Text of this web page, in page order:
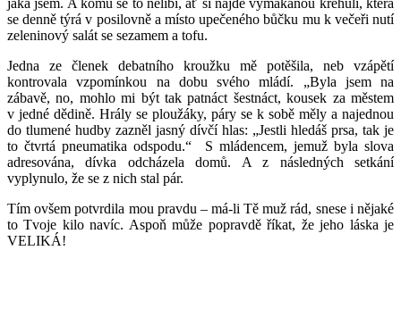
se denně týrá v posilovně a místo upečeného bůčku mu k večeři nutí
zeleninový salát se sezamem a tofu.
Jedna ze členek debatního kroužku mě potěšila, neb vzápětí
kontrovala vzpomínkou na dobu svého mládí. „Byla jsem na
zábavě, no, mohlo mi být tak patnáct šestnáct, kousek za městem
v jedné dědině. Hrály se ploužáky, páry se k sobě měly a najednou
do tlumené hudby zazněl jasný dívčí hlas: „Jestli hledáš prsa, tak je
to čtvrtá pneumatika odspodu.“ S mládencem, jemuž byla slova
adresována, dívka odcházela domů. A z následných setkání
vyplynulo, že se z nich stal pár.
Tím ovšem potvrdila mou pravdu – má-li Tě muž rád, snese i nějaké
to Tvoje kilo navíc. Aspoň může popravdě říkat, že jeho láska je
VELIKÁ!